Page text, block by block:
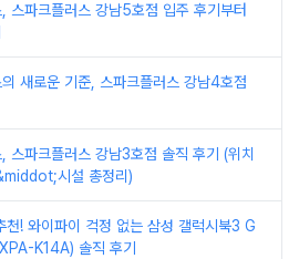
스파크플러스 강남5호점 입주 후기부터
새로운 기준, 스파크플러스 강남4호점
스파크플러스 강남3호점 솔직 후기 (위치
시설 총정리)
천! 와이파이 걱정 없는 삼성 갤럭시북3 G
K14A) 솔직 후기